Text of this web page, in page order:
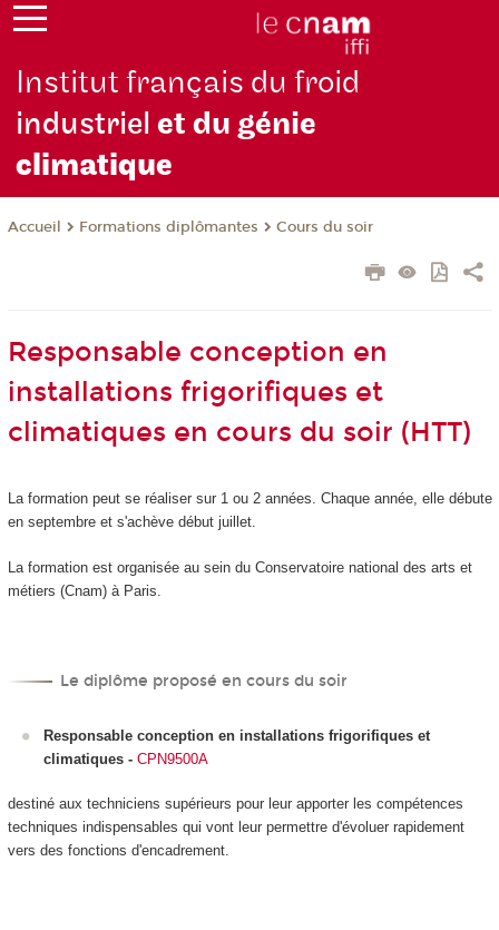
Institut français du froid
industrielet du génie
climatique
Accueil Formations diplômantes Cours du soir
Responsable conception en
installations frigorifiques et
climatiques en cours du soir (HTT)
La formation peut se réaliser sur 1 ou 2 années. Chaque année, elle débute
en septembre et s'achève début juillet.
La formation est organisée au sein du Conservatoire national des arts et
métiers (Cnam) à Paris.
Le diplôme proposé en cours du soir
Responsable conception en installations frigorifiques et
climatiques - CPN9500A
destiné aux techniciens supérieurs pour leur apporter les compétences
techniques indispensables qui vont leur permettre d'évoluer rapidement
vers des fonctions d'encadrement.